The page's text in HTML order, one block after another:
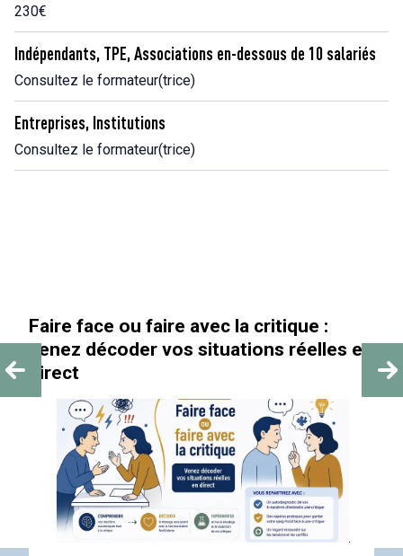
230€
Indépendants, TPE, Associations en-dessous de 10 salariés
Consultez le formateur(trice)
Entreprises, Institutions
Consultez le formateur(trice)
Faire face ou faire avec la critique :
venez décoder vos situations réelles en
direct